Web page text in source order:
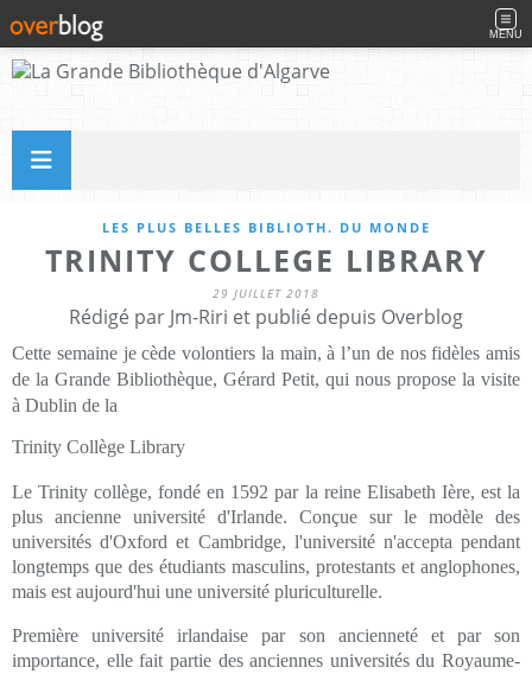
MENU
LES PLUS BELLES BIBLIOTH. DU MONDE
TRINITY COLLEGE LIBRARY
29 JUILLET 2018
Rédigé par Jm-Riri et publié depuis Overblog
Cette semaine je cède volontiers la main, à l’un de nos fidèles amis
de la Grande Bibliothèque, Gérard Petit, qui nous propose la visite
à Dublin de la
Trinity Collège Library
Le Trinity collège, fondé en 1592 par la reine Elisabeth Ière, est la
plus ancienne université d'Irlande. Conçue sur le modèle des
universités d'Oxford et Cambridge, l'université n'accepta pendant
longtemps que des étudiants masculins, protestants et anglophones,
mais est aujourd'hui une université pluriculturelle.
Première université irlandaise par son ancienneté et par son
importance, elle fait partie des anciennes universités du Royaume-